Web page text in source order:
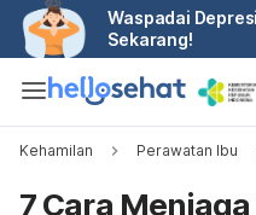
Waspadai
Sekarang!
Kehamilan Perawatan Ibu
7 Cara